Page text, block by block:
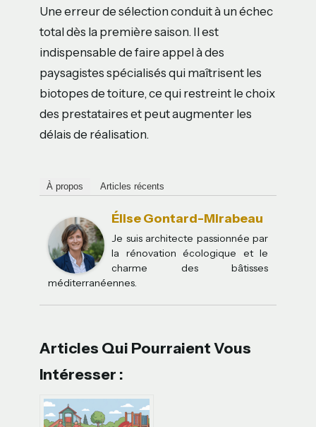
Une erreur de sélection conduit à un échec
total dès la première saison. Il est
indispensable de faire appel à des
paysagistes spécialisés qui maîtrisent les
biotopes de toiture, ce qui restreint le choix
des prestataires et peut augmenter les
délais de réalisation.
À propos Articles récents
Élise Gontard-Mirabeau
Je suis architecte passionnée par
la rénovation écologique et le
charme des bâtisses
méditerranéennes.
Articles Qui Pourraient Vous
Intéresser :